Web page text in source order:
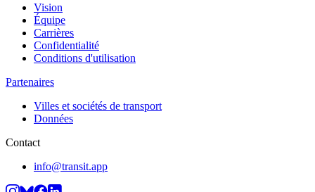
Vision
Équipe
Carrières
Confidentialité
Conditions d'utilisation
Partenaires
Villes et sociétés de transport
Données
Contact
info@transit.app